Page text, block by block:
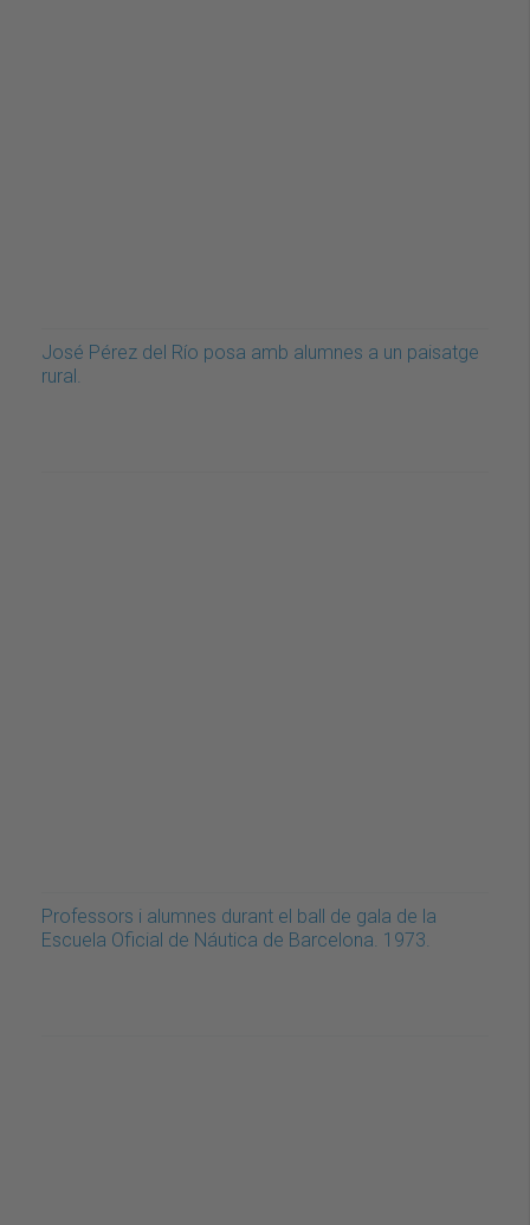
José Pérez del Río posa amb alumnes a un paisatge
rural.
Professors i alumnes durant el ball de gala de la
Escuela Oficial de Náutica de Barcelona. 1973.